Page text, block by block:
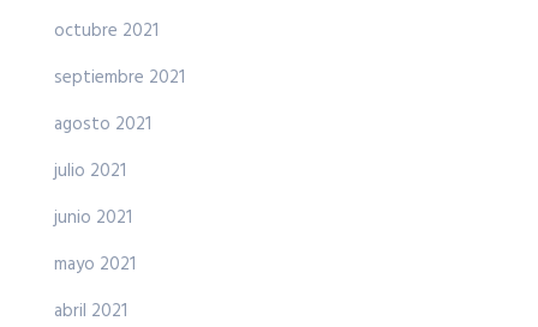
octubre 2021
septiembre 2021
agosto 2021
julio 2021
junio 2021
mayo 2021
abril 2021